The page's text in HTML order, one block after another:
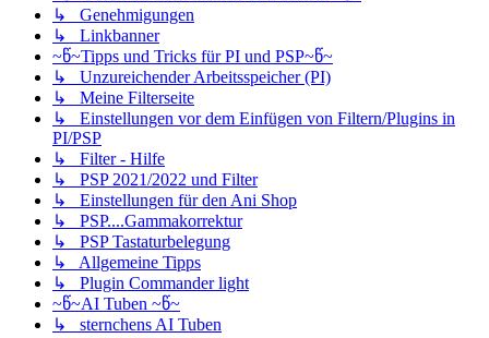
↳ Genehmigungen
↳ Linkbanner
~წ~Tipps und Tricks für PI und PSP~წ~
↳ Unzureichender Arbeitsspeicher (PI)
↳ Meine Filterseite
↳ Einstellungen vor dem Einfügen von Filtern/Plugins in
PI/PSP
↳ Filter - Hilfe
↳ PSP 2021/2022 und Filter
↳ Einstellungen für den Ani Shop
↳ PSP....Gammakorrektur
↳ PSP Tastaturbelegung
↳ Allgemeine Tipps
↳ Plugin Commander light
~წ~AI Tuben ~წ~
↳ sternchens AI Tuben